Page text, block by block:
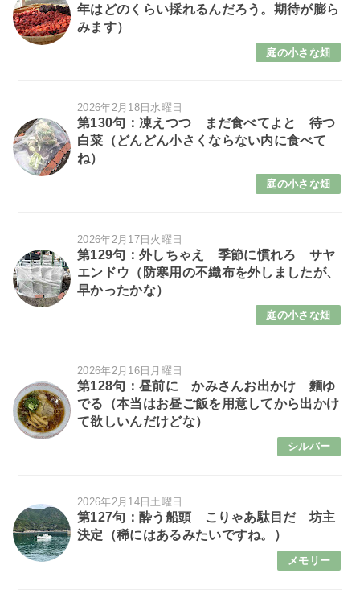
年はどのくらい採れるんだろう。期待が膨ら
みます）
庭の小さな畑
2026年2月18日水曜日
第130句：凍えつつ まだ食べてよと 待つ
白菜（どんどん小さくならない内に食べて
ね）
庭の小さな畑
2026年2月17日火曜日
第129句：外しちゃえ 季節に慣れろ サヤ
エンドウ（防寒用の不織布を外しましたが、
早かったかな）
庭の小さな畑
2026年2月16日月曜日
第128句：昼前に かみさんお出かけ 麵ゆ
でる（本当はお昼ご飯を用意してから出かけ
て欲しいんだけどな）
シルバー
2026年2月14日土曜日
第127句：酔う船頭 こりゃあ駄目だ 坊主
決定（稀にはあるみたいですね。）
メモリー